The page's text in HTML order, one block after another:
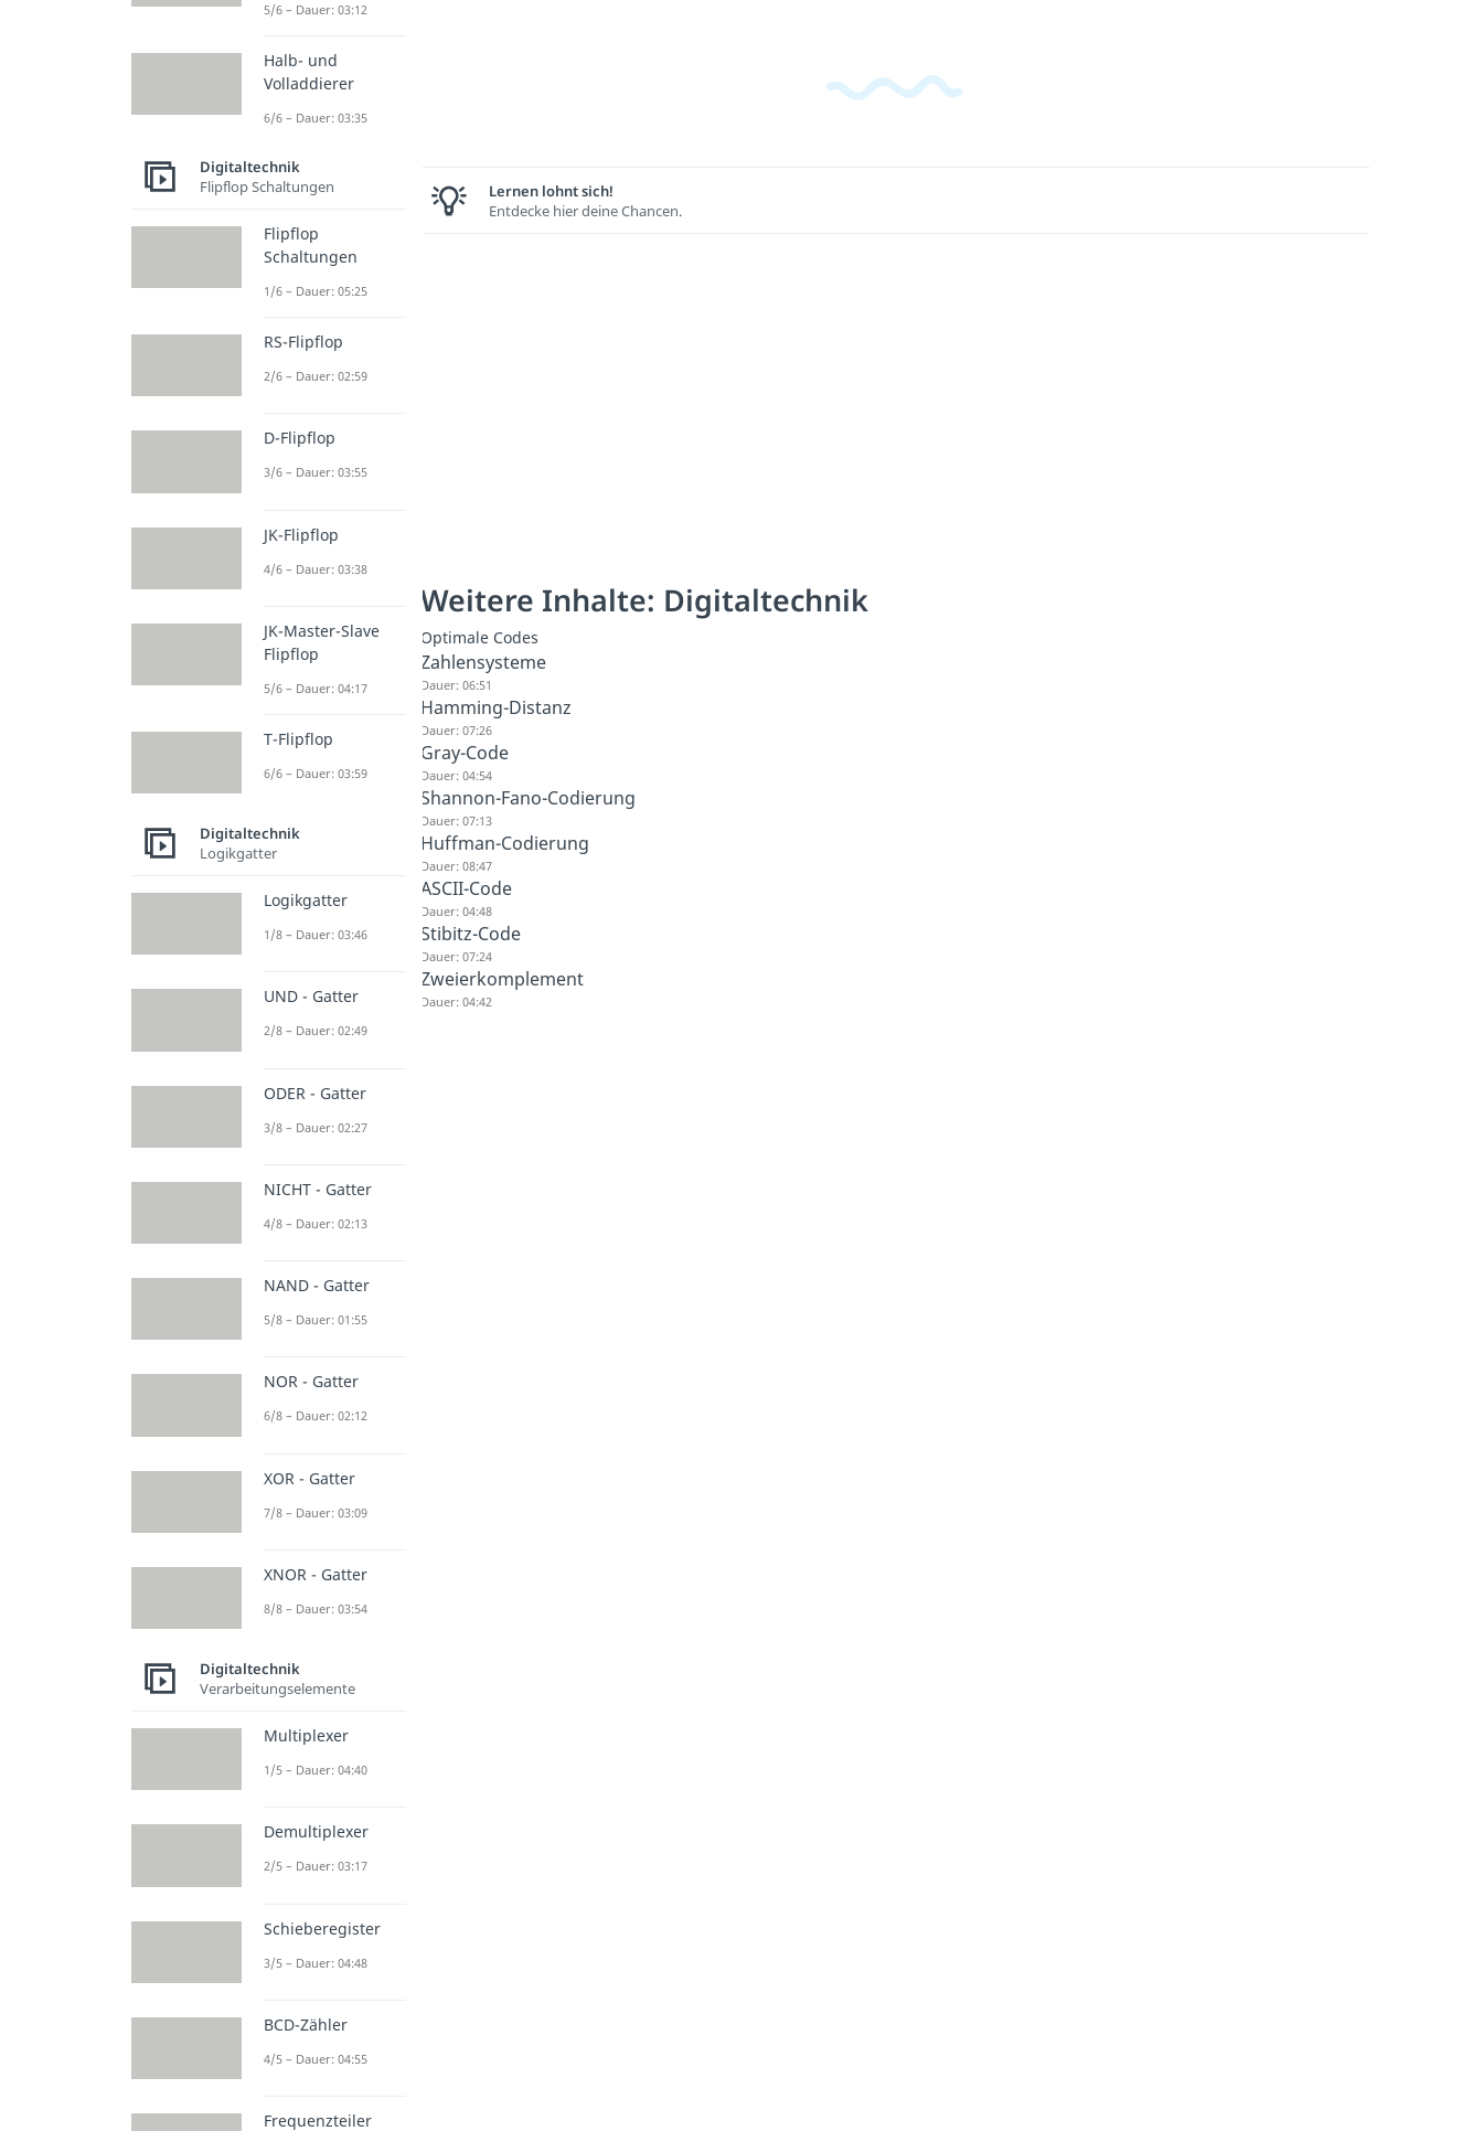
Lernen lohnt sich!
Entdecke hier deine Chancen.
Weitere Inhalte: Digitaltechnik
Optimale Codes
Zahlensysteme
Dauer: 06:51
Hamming-Distanz
Dauer: 07:26
Gray-Code
Dauer: 04:54
Shannon-Fano-Codierung
Dauer: 07:13
Huffman-Codierung
Dauer: 08:47
ASCII-Code
Dauer: 04:48
Stibitz-Code
Dauer: 07:24
Zweierkomplement
Dauer: 04:42
5/6 – Dauer: 03:12
Halb- und
Volladdierer
6/6 – Dauer: 03:35
Digitaltechnik
Flipflop Schaltungen
Flipflop
Schaltungen
1/6 – Dauer: 05:25
RS-Flipflop
2/6 – Dauer: 02:59
D-Flipflop
3/6 – Dauer: 03:55
JK-Flipflop
4/6 – Dauer: 03:38
JK-Master-Slave
Flipflop
5/6 – Dauer: 04:17
T-Flipflop
6/6 – Dauer: 03:59
Digitaltechnik
Logikgatter
Logikgatter
1/8 – Dauer: 03:46
UND - Gatter
2/8 – Dauer: 02:49
ODER - Gatter
3/8 – Dauer: 02:27
NICHT - Gatter
4/8 – Dauer: 02:13
NAND - Gatter
5/8 – Dauer: 01:55
NOR - Gatter
6/8 – Dauer: 02:12
XOR - Gatter
7/8 – Dauer: 03:09
XNOR - Gatter
8/8 – Dauer: 03:54
Digitaltechnik
Verarbeitungselemente
Multiplexer
1/5 – Dauer: 04:40
Demultiplexer
2/5 – Dauer: 03:17
Schieberegister
3/5 – Dauer: 04:48
BCD-Zähler
4/5 – Dauer: 04:55
Frequenzteiler